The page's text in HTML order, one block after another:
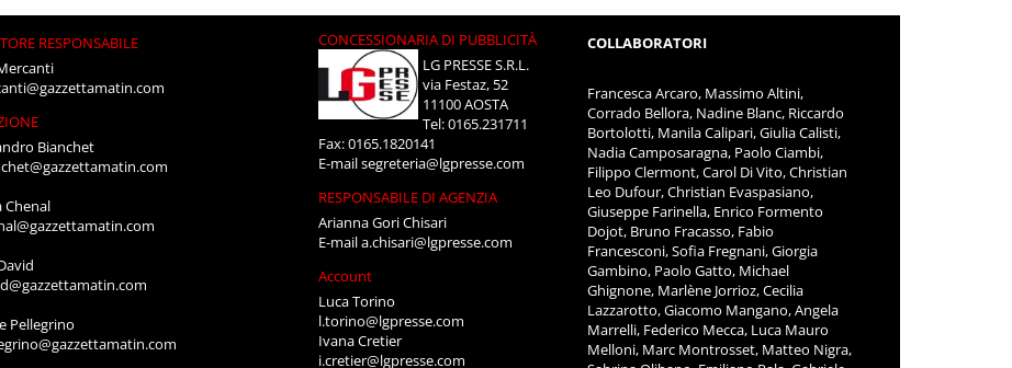
RESPONSABILE
Bianchet
Chenal
Pellegrino
CONCESSIONARIA DI PUBBLICITÀ
LG PRESSE S.R.L.
via Festaz, 52
11100 AOSTA
Tel: 0165.231711
Fax: 0165.1820141
E-mailsegreteria@lgpresse.com
RESPONSABILE DI AGENZIA
Arianna Gori Chisari
E-maila.chisari@lgpresse.com
Account
Luca Torino
l.torino@lgpresse.com
Ivana Cretier
i.cretier@lgpresse.com
COLLABORATORI
Francesca Arcaro, Massimo Altini,
Corrado Bellora, Nadine Blanc, Riccardo
Bortolotti, Manila Calipari, Giulia Calisti,
Nadia Camposaragna, Paolo Ciambi,
Filippo Clermont, Carol Di Vito, Christian
Leo Dufour, Christian Evaspasiano,
Giuseppe Farinella, Enrico Formento
Dojot, Bruno Fracasso, Fabio
Francesconi, Sofia Fregnani, Giorgia
Gambino, Paolo Gatto, Michael
Ghignone, Marlène Jorrioz, Cecilia
Lazzarotto, Giacomo Mangano, Angela
Marrelli, Federico Mecca, Luca Mauro
Melloni, Marc Montrosset, Matteo Nigra,